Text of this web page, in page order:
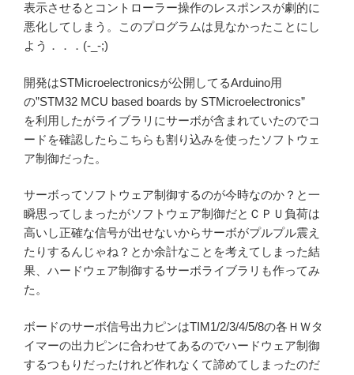
表示させるとコントローラー操作のレスポンスが劇的に
悪化してしまう。このプログラムは見なかったことにし
よう．．．(-_-;)
開発はSTMicroelectronicsが公開してるArduino用
の”STM32 MCU based boards by STMicroelectronics”
を利用したがライブラリにサーボが含まれていたのでコ
ードを確認したらこちらも割り込みを使ったソフトウェ
ア制御だった。
サーボってソフトウェア制御するのが今時なのか？と一
瞬思ってしまったがソフトウェア制御だとＣＰＵ負荷は
高いし正確な信号が出せないからサーボがプルプル震え
たりするんじゃね？とか余計なことを考えてしまった結
果、ハードウェア制御するサーボライブラリも作ってみ
た。
ボードのサーボ信号出力ピンはTIM1/2/3/4/5/8の各ＨＷタ
イマーの出力ピンに合わせてあるのでハードウェア制御
するつもりだったけれど作れなくて諦めてしまったのだ